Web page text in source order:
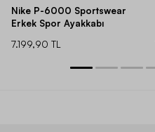
Nike P-6000 Sportswear
Erkek Spor Ayakkabı
7.199,90 TL